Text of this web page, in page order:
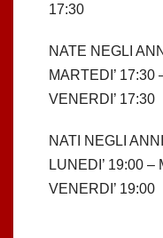
17:30
NATE NEGLI
MARTEDI’ 17:30
VENERDI’ 17:30
NATI NEGLI
LUNEDI’ 19:00 –
VENERDI’ 19:00